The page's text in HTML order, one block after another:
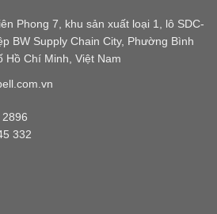
Phong 7, khu sản xuất loại 1, lô SDC-
BW Supply Chain City, Phường Bình
Hồ Chí Minh, Việt Nam
332